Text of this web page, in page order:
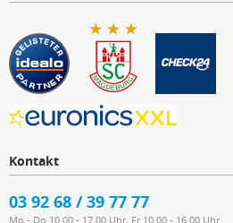
Kontakt
03 92 68 / 39 77 77
Mo - Do 10.00 - 17.00 Uhr, Fr 10.00 - 16.00 Uhr